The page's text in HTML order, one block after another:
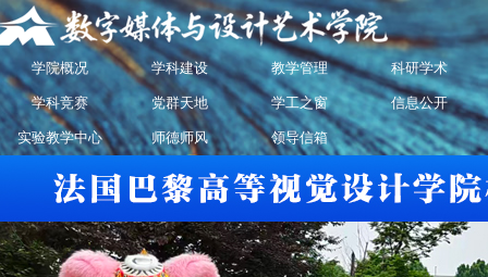
学院概况 学科建设 教学管理 科研学术
学科竞赛 党群天地 学工之窗 信息公开
实验教学中心 师德师风 领导信箱